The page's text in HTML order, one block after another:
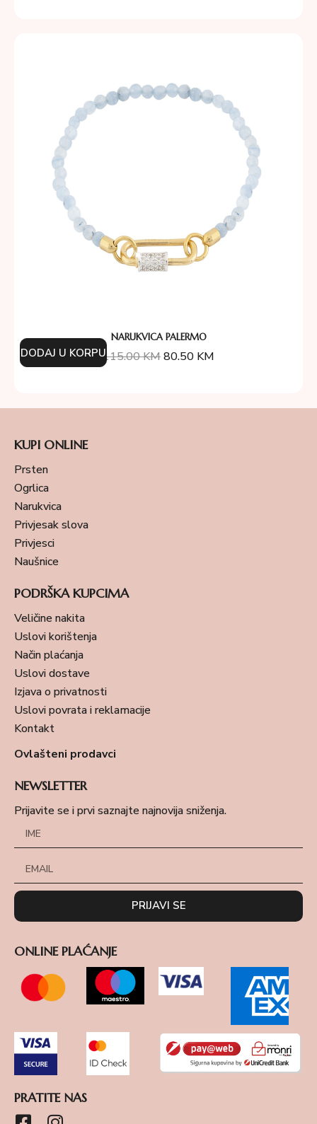
NARUKVICA PALERMO
115.00KM80.50 KM
DODAJ U KORPU
KUPI ONLINE
Prsten
Ogrlica
Narukvica
Privjesak slova
Privjesci
Naušnice
PODRŠKA KUPCIMA
Veličine nakita
Uslovi korištenja
Način plaćanja
Uslovi dostave
Izjava o privatnosti
Uslovi povrata i reklamacije
Kontakt
Ovlašteni prodavci
NEWSLETTER
Prijavite se i prvi saznajte najnovija sniženja.
PRIJAVI SE
ONLINE PLAĆANJE
PRATITE NAS